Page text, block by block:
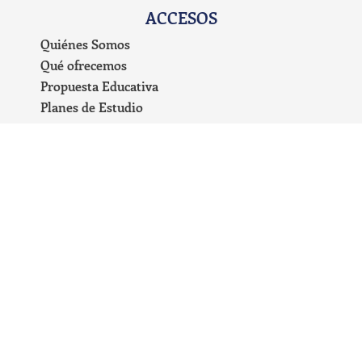
ACCESOS
Quiénes Somos
Qué ofrecemos
Propuesta Educativa
Planes de Estudio